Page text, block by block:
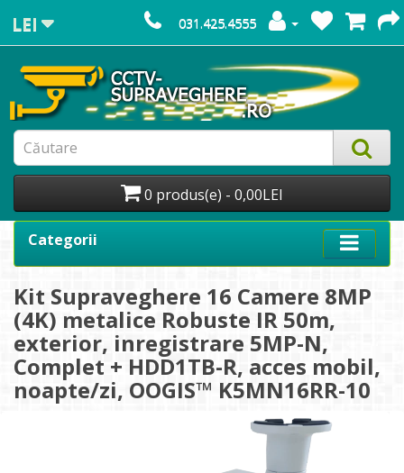
LEI 031.425.4555
0 produs(e) - 0,00LEI
Categorii
Kit Supraveghere 16 Camere 8MP
(4K) metalice Robuste IR 50m,
exterior, inregistrare 5MP-N,
Complet + HDD1TB-R, acces mobil,
noapte/zi, OOGIS™ K5MN16RR-10